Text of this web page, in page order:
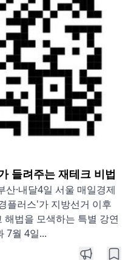
들려주는 재테크 비법
·내달4일 서울 매일경제
플러스'가 지방선거 이후
법을 모색하는 특별 강연
7월 4일...